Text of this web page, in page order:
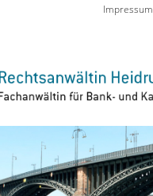
Zur Navigation springen
Impressum